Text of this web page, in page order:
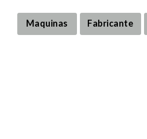
Fabricante
Maquinas